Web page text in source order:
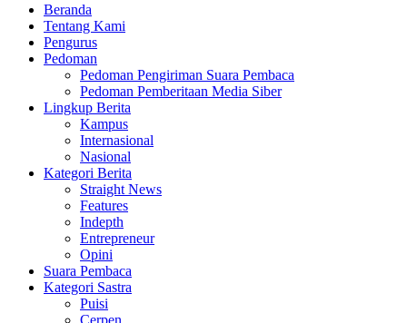
Beranda
Tentang Kami
Pengurus
Pedoman
Pedoman Pengiriman Suara Pembaca
Pedoman Pemberitaan Media Siber
Lingkup Berita
Kampus
Internasional
Nasional
Kategori Berita
Straight News
Features
Indepth
Entrepreneur
Opini
Suara Pembaca
Kategori Sastra
Puisi
Cerpen